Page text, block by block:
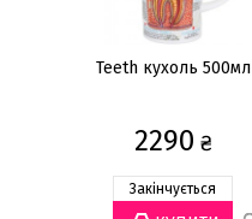
Teeth кухоль 500мл
2290 ₴
Закінчується